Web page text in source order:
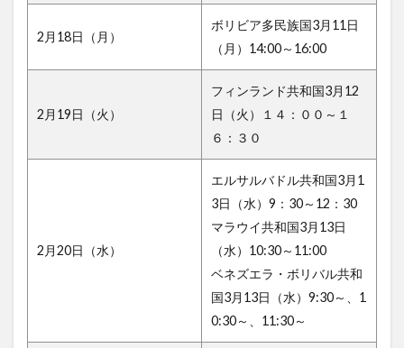
2月18日（月）
ボリビア多民族国3月11日
（月）14:00～16:00
2月19日（火）
フィンランド共和国3月12
日（火）１４：００～１
６：３０
2月20日（水）
エルサルバドル共和国3月1
3日（水）9：30～12：30
マラウイ共和国3月13日
（水）10:30～11:00
ベネズエラ・ボリバル共和
国3月13日（水）9:30～、1
0:30～、11:30～